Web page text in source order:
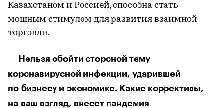
Казахстаном и Россией, способна стать
мощным стимулом для развития взаимной
торговли.
— Нельзя обойти стороной тему
коронавирусной инфекции, ударившей
по бизнесу и экономике. Какие коррективы,
на ваш взгляд, внесет пандемия